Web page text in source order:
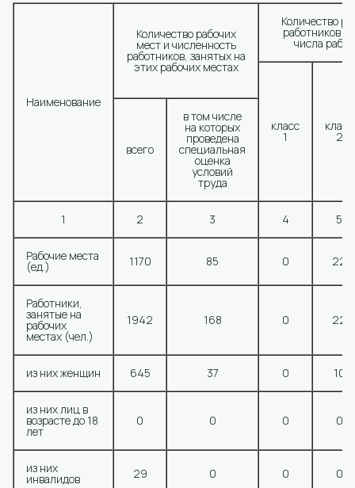
Наименование
Количество рабочих
мест и численность
работников, занятых на
этих рабочих местах
Количество
работников
числа
класс
1
класс
2
всего
в том числе
на которых
проведена
специальная
оценка
условий
труда
1 2 3 4 5
Рабочие места
(ед.) 1170 85 0 22
Работники,
занятые на
рабочих
местах (чел.)
1942 168 0 22
из них женщин 645 37 0 10
из них лиц в
возрасте до 18
лет
0 0 0 0
из них
инвалидов 29 0 0 0